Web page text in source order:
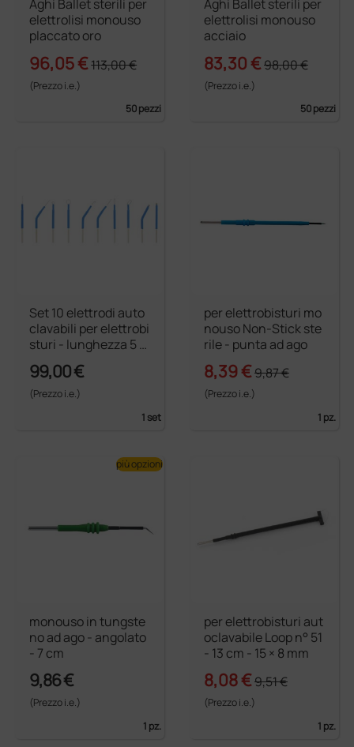
Aghi Ballet sterili per
elettrolisi monouso
placcato oro
96,05 €113,00 €
(Prezzo i.e.)
50 pezzi
Aghi Ballet sterili per
elettrolisi monouso
acciaio
83,30 €98,00 €
(Prezzo i.e.)
50 pezzi
Set 10 elettrodi auto
clavabili per elettrobi
sturi - lunghezza 5 c
99,00 €
(Prezzo i.e.)
1 set
per elettrobisturi mo
nouso Non-Stick ste
rile - punta ad ago
8,39 €9,87 €
(Prezzo i.e.)
1 pz.
monouso in tungste
no ad ago - angolato
- 7 cm
9,86 €
(Prezzo i.e.)
1 pz.
più opzioni
per elettrobisturi aut
oclavabile Loop n° 51
- 13 cm - 15 × 8 mm
8,08 €9,51 €
(Prezzo i.e.)
1 pz.